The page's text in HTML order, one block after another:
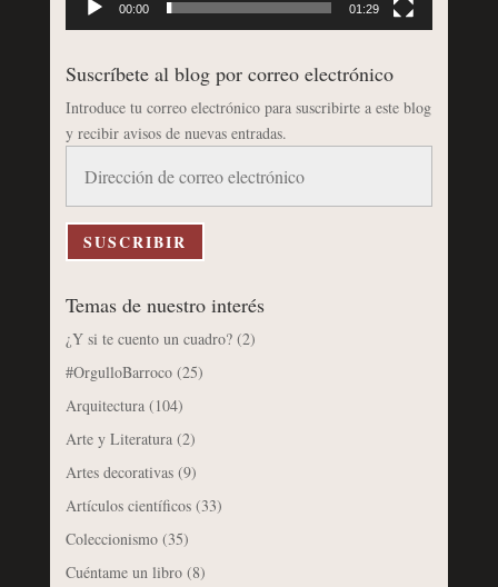
00:00 01:29
Suscríbete al blog por correo electrónico
Introduce tu correo electrónico para suscribirte a este blog
y recibir avisos de nuevas entradas.
correo
electrónico
SUSCRIBIR
Temas de nuestro interés
¿Y si te cuento un cuadro?(2)
#OrgulloBarroco(25)
Arquitectura(104)
Arte y Literatura(2)
Artes decorativas(9)
Artículos científicos(33)
Coleccionismo(35)
Cuéntame un libro(8)